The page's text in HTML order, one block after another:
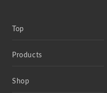
Top
Products
Shop